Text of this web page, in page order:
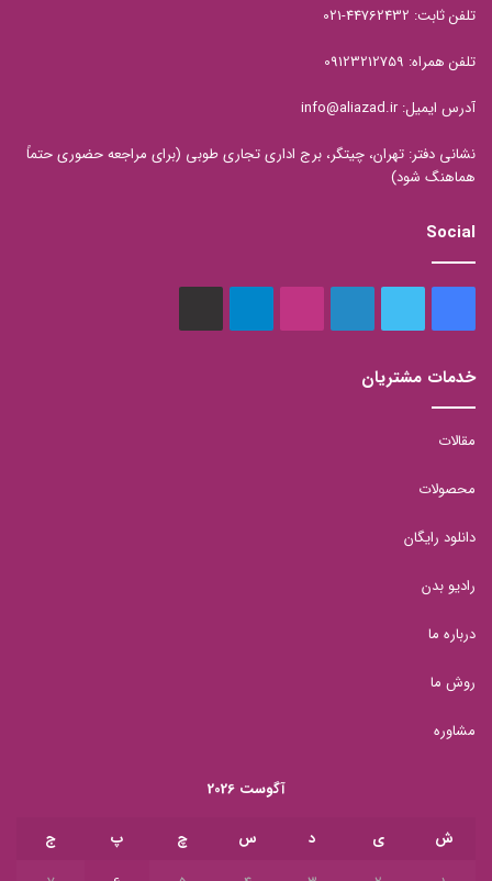
تلفن ثابت: 44762432-021
تلفن همراه: 09123212759
آدرس ایمیل: info@aliazad.ir
نشانی دفتر: تهران، چیتگر، برج اداری تجاری طوبی (برای مراجعه حضوری حتماً
هماهنگ شود)
Social
خدمات مشتریان
مقالات
محصولات
دانلود رایگان
رادیو بدن
درباره ما
روش ما
مشاوره
آگوست 2026
ش ی د س چ پ
ج